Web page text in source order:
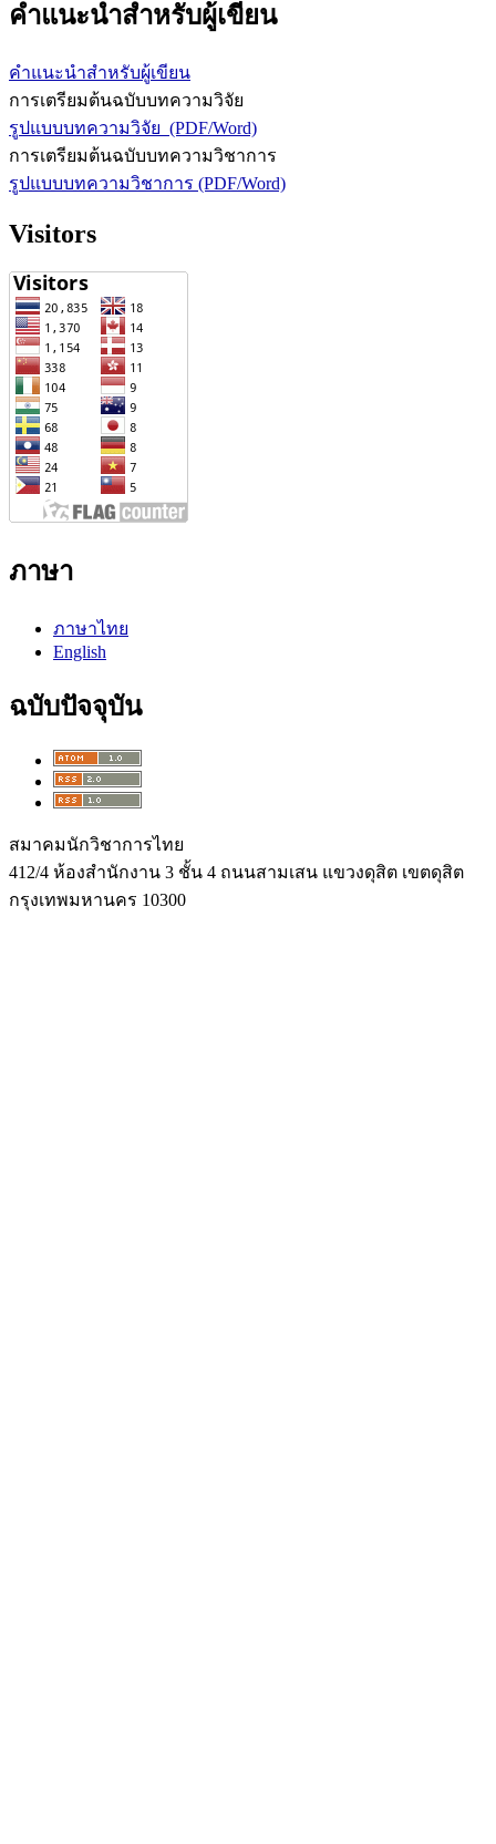
คำแนะนำสำหรับผู้เขียน
คำแนะนำสำหรับผู้เขียน
การเตรียมต้นฉบับบทความวิจัย
รูปแบบบทความวิจัย (PDF/Word)
การเตรียมต้นฉบับบทความวิชาการ
รูปแบบบทความวิชาการ (PDF/Word)
Visitors
ภาษา
ภาษาไทย
English
ฉบับปัจจุบัน
สมาคมนักวิชาการไทย
412/4 ห้องสำนักงาน 3 ชั้น 4 ถนนสามเสน แขวงดุสิต เขตดุสิต
กรุงเทพมหานคร 10300